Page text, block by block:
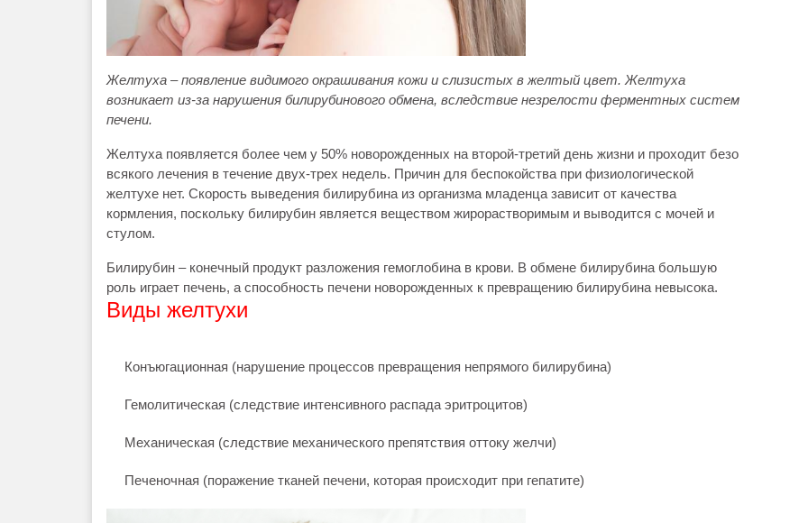
Желтуха – появление видимого окрашивания кожи и слизистых в желтый цвет. Желтуха
возникает из-за нарушения билирубинового обмена, вследствие незрелости ферментных систем
печени.
Желтуха появляется более чем у 50% новорожденных на второй-третий день жизни и проходит безо
всякого лечения в течение двух-трех недель. Причин для беспокойства при физиологической
желтухе нет. Скорость выведения билирубина из организма младенца зависит от качества
кормления, поскольку билирубин является веществом жирорастворимым и выводится с мочей и
стулом.
Билирубин – конечный продукт разложения гемоглобина в крови. В обмене билирубина большую
роль играет печень, а способность печени новорожденных к превращению билирубина невысока.
Виды желтухи
Конъюгационная (нарушение процессов превращения непрямого билирубина)
Гемолитическая (следствие интенсивного распада эритроцитов)
Механическая (следствие механического препятствия оттоку желчи)
Печеночная (поражение тканей печени, которая происходит при гепатите)